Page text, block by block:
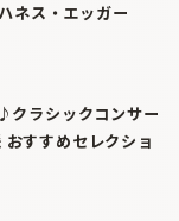
ネス・エッガー
ラシックコンサー
すすめセレクショ